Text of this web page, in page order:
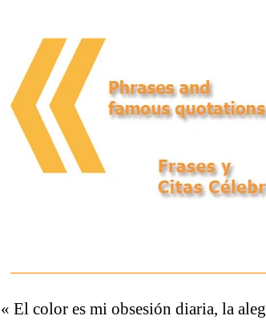
« El color es mi obsesión diaria, la